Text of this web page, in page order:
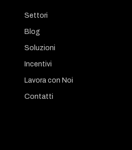
Settori
Blog
Soluzioni
Incentivi
Lavora con Noi
Contatti